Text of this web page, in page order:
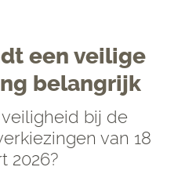
een veilige
belangrijk
bij de
van 18
2026?